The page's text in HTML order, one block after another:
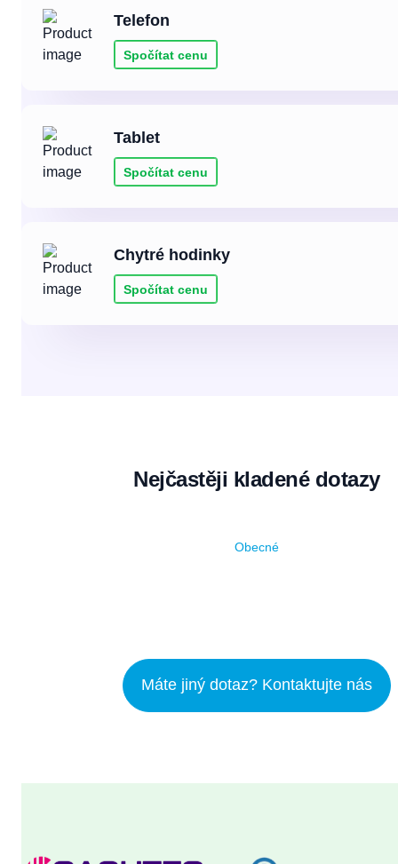
telefon
Spočítat cenu
tablet
Spočítat cenu
chytré hodinky
Spočítat cenu
Nejčastěji kladené dotazy
Obecné
Máte jiný dotaz? Kontaktujte nás